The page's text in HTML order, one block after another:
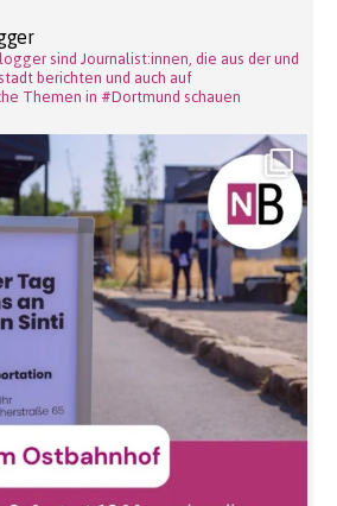
sind Journalist:innen, die aus der und
berichten und auch auf
Themen in #Dortmund schauen